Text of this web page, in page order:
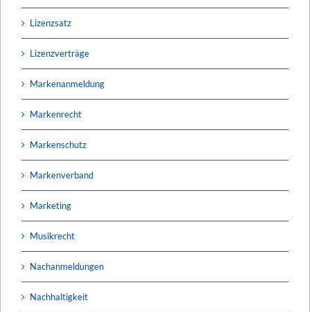
Lizenzsatz
Lizenzverträge
Markenanmeldung
Markenrecht
Markenschutz
Markenverband
Marketing
Musikrecht
Nachanmeldungen
Nachhaltigkeit